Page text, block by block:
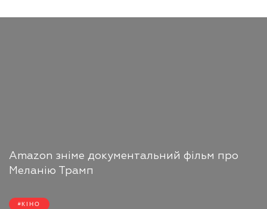
Amazon зніме документальний фільм про
Меланію Трамп
КІНО